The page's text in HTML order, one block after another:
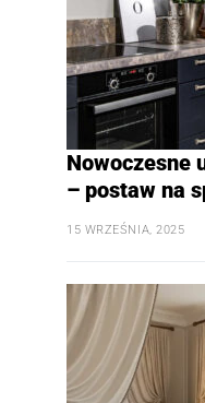
Nowoczesne
– postaw na
15 WRZEŚNIA, 2025